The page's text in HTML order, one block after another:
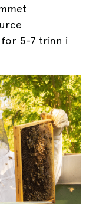
for 5-7 trinn i